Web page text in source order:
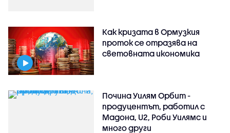
Как кризата в Ормузкия
проток се отразява на
световната икономика
Почина Уилям Орбит -
продуцентът, работил с
Мадона, U2, Роби Уилямс и
много други